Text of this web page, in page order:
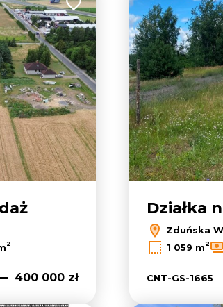
Dodaj do ulubionych
2
400 000 zł
Działka
Zduńska
1 059 m2
CNT-GS-1665